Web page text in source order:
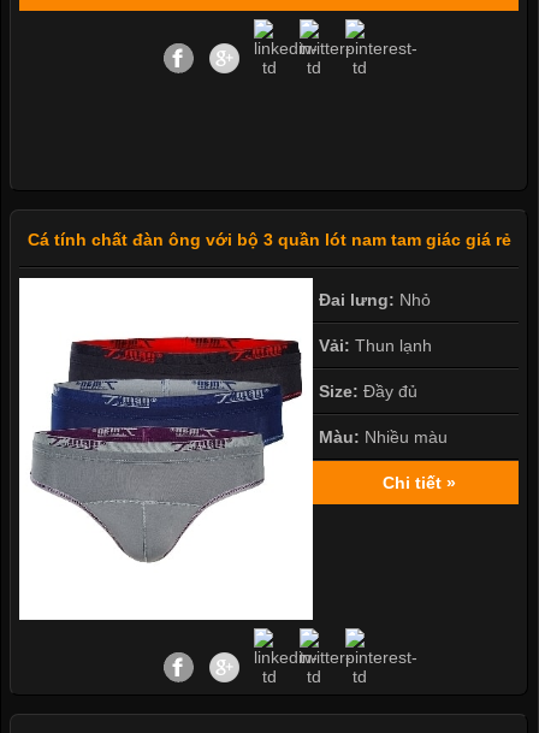
Cá tính chất đàn ông với bộ 3 quần lót nam tam giác giá rẻ
Đai lưng: Nhỏ
Vải: Thun lạnh
Size: Đầy đủ
Màu: Nhiều màu
Chi tiết »